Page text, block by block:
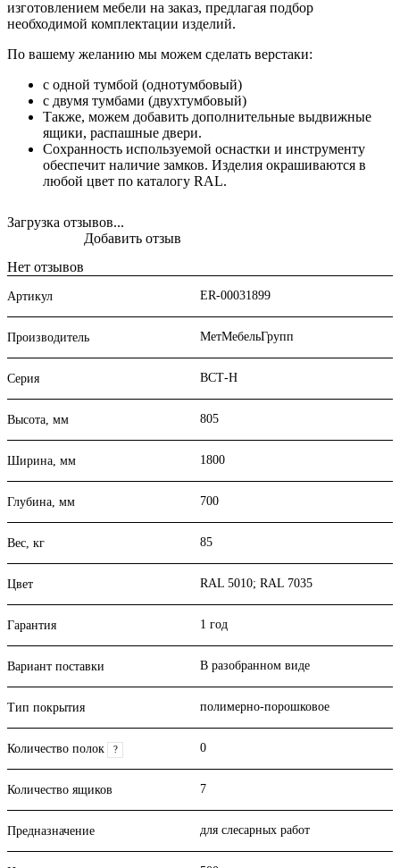
изготовлением мебели на заказ, предлагая подбор
необходимой комплектации изделий.
По вашему желанию мы можем сделать верстаки:
с одной тумбой (однотумбовый)
с двумя тумбами (двухтумбовый)
Также, можем добавить дополнительные выдвижные
ящики, распашные двери.
Сохранность используемой оснастки и инструменту
обеспечит наличие замков. Изделия окрашиваются в
любой цвет по каталогу RAL.
Загрузка отзывов...
Нет отзывов
Добавить отзыв
Артикул ER-00031899
Производитель МетМебельГрупп
Серия ВСТ-Н
Высота, мм 805
Ширина, мм 1800
Глубина, мм 700
Вес, кг 85
Цвет RAL 5010; RAL 7035
Гарантия 1 год
Вариант поставки В разобранном виде
Тип покрытия полимерно-порошковое
Количество полок ? 0
Количество ящиков 7
Предназначение для слесарных работ